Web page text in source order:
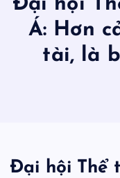
Đại hội
Á: Hơn
tài, là
Đại hội Thể